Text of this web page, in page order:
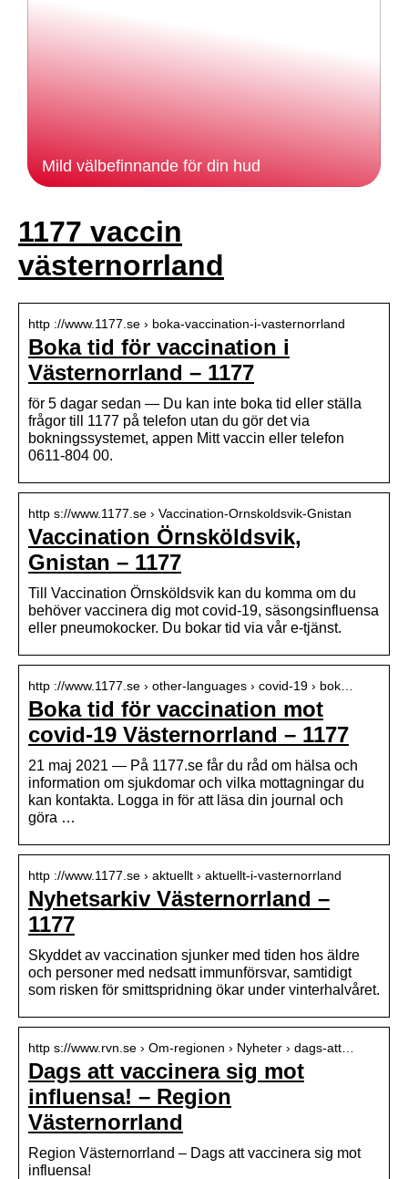
Mild välbefinnande för din hud
1177 vaccin
västernorrland
http ://www.1177.se › boka-vaccination-i-vasternorrland
Boka tid för vaccination i
Västernorrland – 1177
för 5 dagar sedan — Du kan inte boka tid eller ställa
frågor till 1177 på telefon utan du gör det via
bokningssystemet, appen Mitt vaccin eller telefon
0611-804 00.
http s://www.1177.se › Vaccination-Ornskoldsvik-Gnistan
Vaccination Örnsköldsvik,
Gnistan – 1177
Till Vaccination Örnsköldsvik kan du komma om du
behöver vaccinera dig mot covid-19, säsongsinfluensa
eller pneumokocker. Du bokar tid via vår e-tjänst.
http ://www.1177.se › other-languages › covid-19 › bok…
Boka tid för vaccination mot
covid-19 Västernorrland – 1177
21 maj 2021 — På 1177.se får du råd om hälsa och
information om sjukdomar och vilka mottagningar du
kan kontakta. Logga in för att läsa din journal och
göra …
http ://www.1177.se › aktuellt › aktuellt-i-vasternorrland
Nyhetsarkiv Västernorrland –
1177
Skyddet av vaccination sjunker med tiden hos äldre
och personer med nedsatt immunförsvar, samtidigt
som risken för smittspridning ökar under vinterhalvåret.
http s://www.rvn.se › Om-regionen › Nyheter › dags-att…
Dags att vaccinera sig mot
influensa! – Region
Västernorrland
Region Västernorrland – Dags att vaccinera sig mot
influensa!